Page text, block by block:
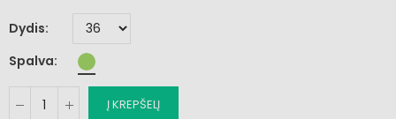
Dydis
Spalva
Į KREPŠELĮ